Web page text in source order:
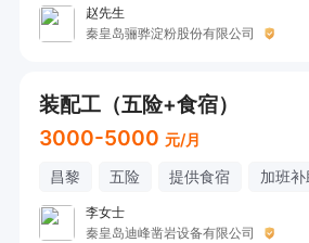
赵先生
秦皇岛骊骅淀粉股份有限公司
装配工（五险+食宿）
3000-5000 元/月
昌黎 五险 提供食宿 加班补
李女士
秦皇岛迪峰凿岩设备有限公司